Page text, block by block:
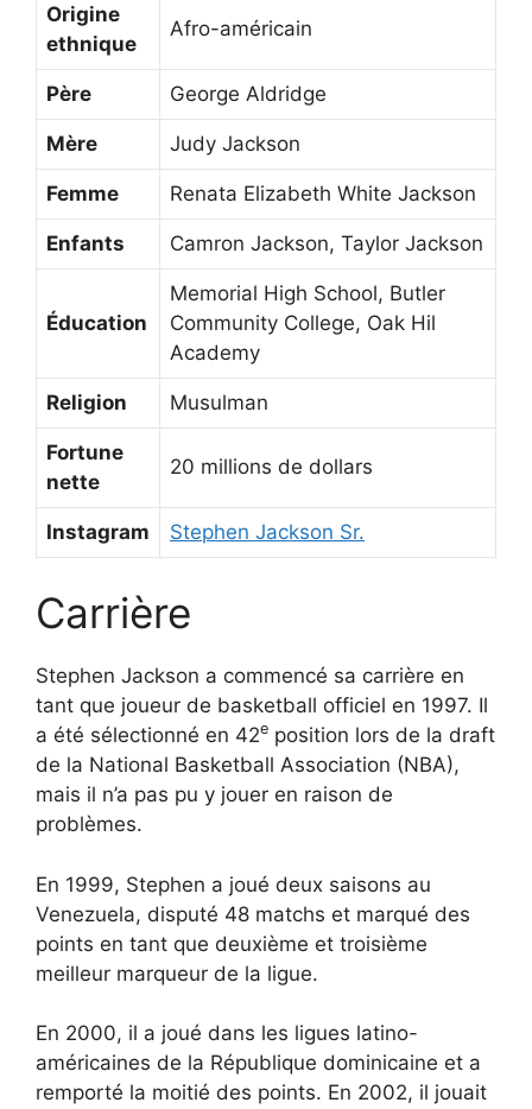
Origine
ethnique
Afro-américain
Père George Aldridge
Mère Judy Jackson
Femme Renata Elizabeth White Jackson
Enfants Camron Jackson, Taylor Jackson
Éducation
Memorial High School, Butler
Community College, Oak Hil
Academy
Religion Musulman
Fortune
nette
20 millions de dollars
Instagram Stephen Jackson Sr.
Carrière
Stephen Jackson a commencé sa carrière en
tant que joueur de basketball officiel en 1997. Il
a été sélectionné en 42e position lors de la draft
de la National Basketball Association (NBA),
mais il n’a pas pu y jouer en raison de
problèmes.
En 1999, Stephen a joué deux saisons au
Venezuela, disputé 48 matchs et marqué des
points en tant que deuxième et troisième
meilleur marqueur de la ligue.
En 2000, il a joué dans les ligues latino-
américaines de la République dominicaine et a
remporté la moitié des points. En 2002, il jouait